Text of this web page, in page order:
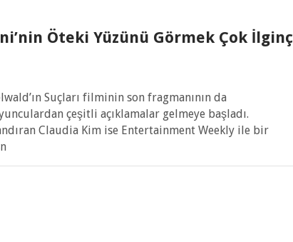
Öteki Yüzünü Görmek Çok İlginç
Suçları filminin son fragmanının da
çeşitli açıklamalar gelmeye başladı.
Claudia Kim ise Entertainment Weekly ile bir